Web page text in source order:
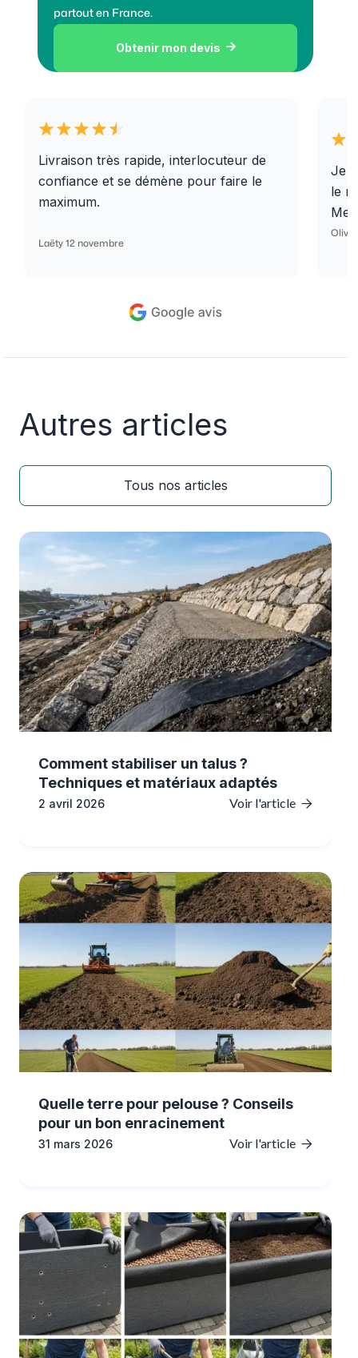
partout en France.
Obtenir mon devis 
Livraison très rapide, interlocuteur de
confiance et se démène pour faire le
maximum.
Laëty 12 novembre
Je
le
Autres articles
Tous nos articles
Comment stabiliser un talus ?
Techniques et matériaux adaptés
2 avril 2026 Voir l'article 
Quelle terre pour pelouse ? Conseils
pour un bon enracinement
31 mars 2026 Voir l'article 